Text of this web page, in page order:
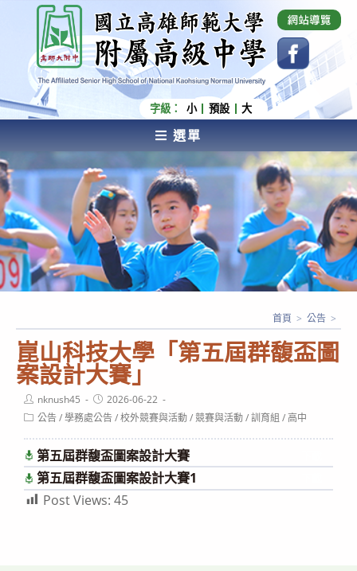
內
容
國立高雄師範大學附屬高級中學 Affiliated Senior
High School of National Kaohsiung Normal
University
字級： 小 預設 大
選單
AFFILIATED SENIOR HIGH SCHOOL OF NATIONAL
KAOHSIUNG NORMAL UNIVERSITY
崑山科技大學「第五屆群馥盃圖
案設計大賽」
首頁 > 公告 >
Post
author:
nknush45
Post
published:
2026-06-22
Post公告/學務處公告/校外競賽與活動/競賽與活動/訓育組 /高中
第五屆群馥盃圖案設計大賽
第五屆群馥盃圖案設計大賽1
Post Views: 45